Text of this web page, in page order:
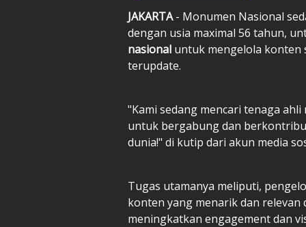
JAKARTA- Monumen Nasional
dengan usia maximal 56 tahun,
nasional untuk mengelola konten
terupdate.
"Kami sedang mencari tenaga
untuk bergabung dan
dunia!" di kutip dari akun media
Tugas utamanya meliputi,
konten yang menarik dan
meningkatkan engagement dan